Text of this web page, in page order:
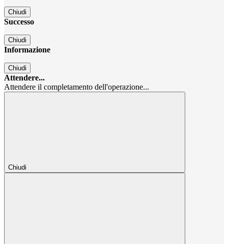
Chiudi
Successo
Chiudi
Informazione
Chiudi
Attendere...
Attendere il completamento dell'operazione...
Chiudi